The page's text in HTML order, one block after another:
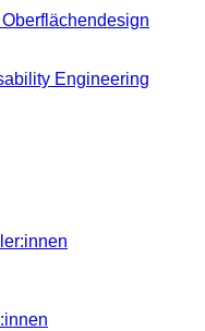
Engineering